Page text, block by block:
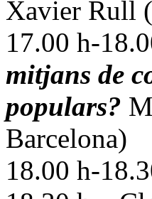
Xavier Rull
17.00 h-
mitjans de
populars?
Barcelona)
18.00 h-